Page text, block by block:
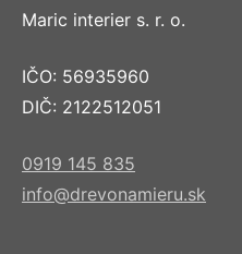
Maric interier s. r. o.
IČO: 56935960
DIČ: 2122512051
0919 145 835
info@drevonamieru.sk